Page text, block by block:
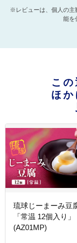
※レビューは、個人の主
能を
こ
ほ
琉球じーまーみ豆
「常温 12個入り」
(AZ01MP)